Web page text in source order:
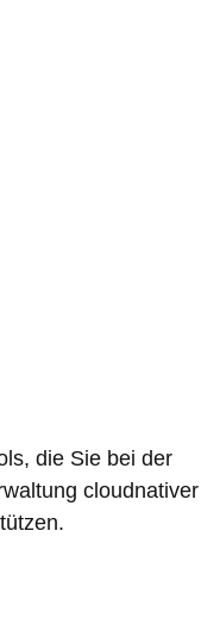
die Sie bei der
cloudnativer